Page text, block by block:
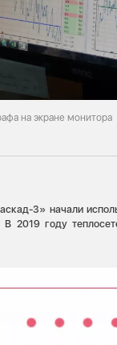
на экране монитора
3» начали
В 2019 году